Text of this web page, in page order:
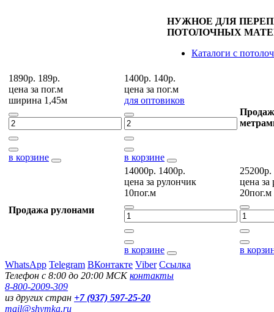
НУЖНОЕ ДЛЯ
ПОТОЛОЧНЫХ
Каталоги с
1890р. 189р.
цена за пог.м
ширина 1,45м
в корзине
1400р. 140р.
цена за пог.м
для оптовиков
в корзине
Продажа рулонами
14000р. 1400р.
цена за рулончик
10пог.м
в корзине
25200р.
цена за
20пог.м
в
WhatsApp Telegram ВКонтакте Viber Ссылка
Телефон с 8:00 до 20:00 МСКконтакты
8-800-2009-309
из других стран +7 (937) 597-25-20
mail@shymka.ru